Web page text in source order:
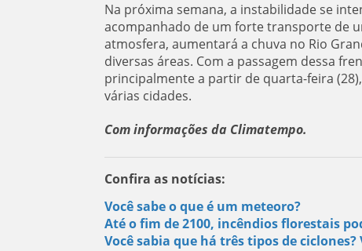
Na próxima semana, a instabilidade se
acompanhado de um forte transporte de
atmosfera, aumentará a chuva no Rio
diversas áreas. Com a passagem dessa
principalmente a partir de quarta-feira
várias cidades.
Com informações da Climatempo.
Confira as notícias:
Você sabe o que é um meteoro?
Até o fim de 2100, incêndios florestais
Você sabia que há três tipos de